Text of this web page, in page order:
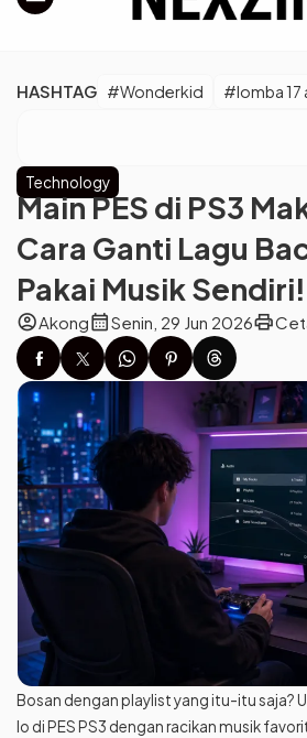
HASHTAG #Wonderkid #lomba 17
Technology
Main PES di PS3
Cara Ganti Lagu
Pakai Musik Sendiri!
account_circleAkongcalendar_monthSenin, 29 Jun 2026print
Bosan dengan playlist yang itu-itu saja?
lo di PES PS3 dengan racikan musik